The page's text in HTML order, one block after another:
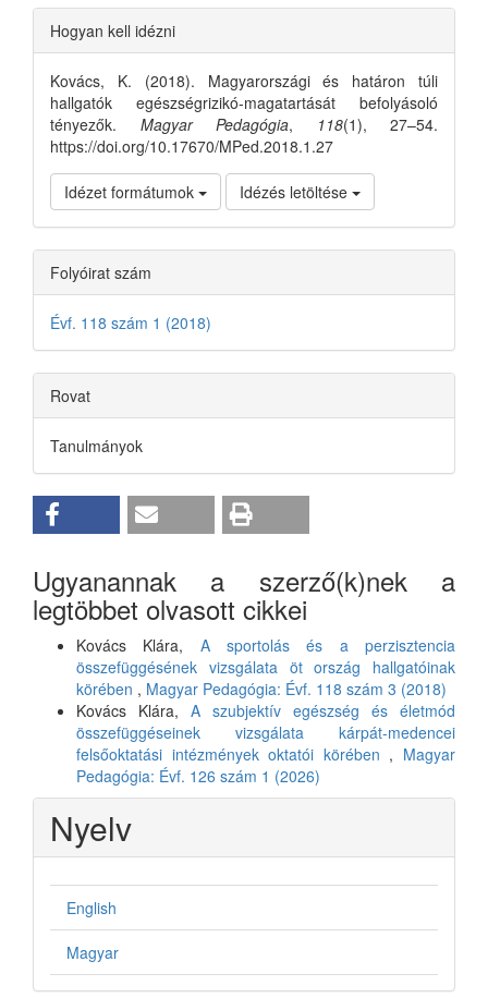
Article
Details
Hogyan kell idézni
Kovács, K. (2018). Magyarországi és határon túli
hallgatók egészségrizikó-magatartását befolyásoló
tényezők. Magyar Pedagógia, 118(1), 27–54.
https://doi.org/10.17670/MPed.2018.1.27
Idézet formátumok Idézés letöltése
Folyóirat szám
Évf. 118 szám 1 (2018)
Rovat
Tanulmányok
Ugyanannak a szerző(k)nek a
legtöbbet olvasott cikkei
Kovács Klára, A sportolás és a perzisztencia
összefüggésének vizsgálata öt ország hallgatóinak
körében , Magyar Pedagógia: Évf. 118 szám 3 (2018)
Kovács Klára, A szubjektív egészség és életmód
összefüggéseinek vizsgálata kárpát-medencei
felsőoktatási intézmények oktatói körében , Magyar
Pedagógia: Évf. 126 szám 1 (2026)
Nyelv
English
Magyar